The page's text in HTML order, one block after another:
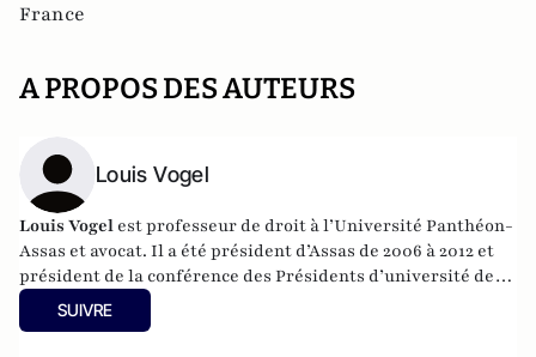
France
A PROPOS DES AUTEURS
Louis Vogel
Louis Vogel est professeur de droit à l’Université Panthéon-
Assas et avocat. Il a été président d’Assas de 2006 à 2012 et
président de la conférence des Présidents d’université de
2010 à 2012. Il est actuellement maire de Melun et président
de la Communauté d’agglomération Melun Val de Seine.
SUIVRE